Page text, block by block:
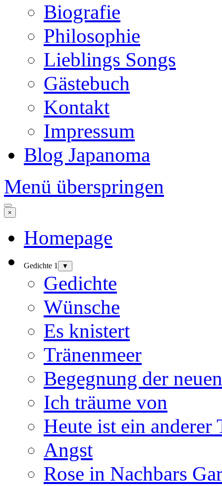
Biografie
Philosophie
Lieblings Songs
Gästebuch
Kontakt
Impressum
Blog Japanoma
Menü überspringen
×
Homepage
Gedichte 1 ▼
Gedichte
Wünsche
Es knistert
Tränenmeer
Begegnung der
Ich träume von
Heute ist ein anderer
Angst
Rose in Nachbars